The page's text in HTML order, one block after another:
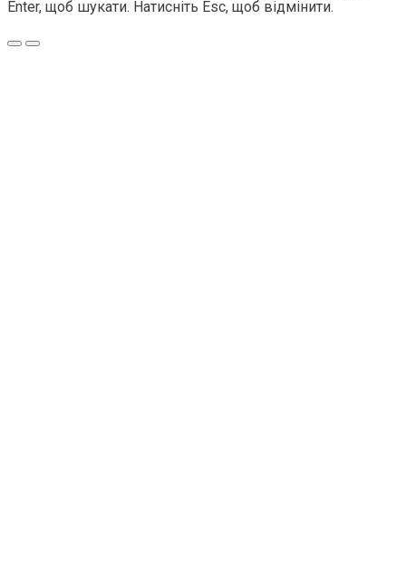
Enter, щоб шукати. Натисніть Esc, щоб відмінити.
Меню